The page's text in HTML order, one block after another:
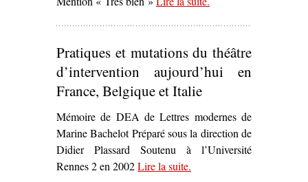
militantes de la Terreur
(1793-1794)’
Pratiques et mutations du théâtre
d’intervention aujourd’hui en
France, Belgique et Italie
Mémoire de DEA de Lettres modernes de
Marine Bachelot Préparé sous la direction de
Didier Plassard Soutenu à l’Université
Rennes 2 en 2002Lire la suite– ‘Pratiques et mutations
.